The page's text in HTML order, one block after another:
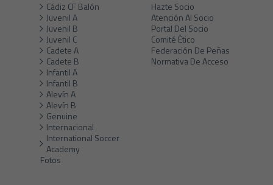
Cádiz CF Balón
Juvenil A
Juvenil B
Juvenil C
Cadete A
Cadete B
Infantil A
Infantil B
Alevín A
Alevín B
Genuine
Internacional
International Soccer
Academy
Fotos
Hazte Socio
Atención Al Socio
Portal Del Socio
Comité Ético
Federación De Peñas
Normativa De Acceso